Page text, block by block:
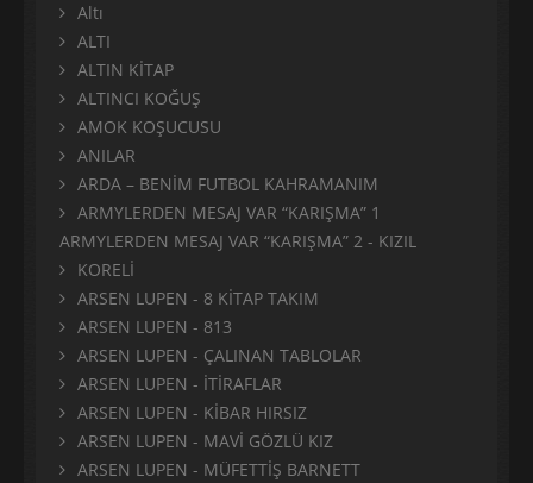
Altı
ALTI
ALTIN KİTAP
ALTINCI KOĞUŞ
AMOK KOŞUCUSU
ANILAR
ARDA – BENİM FUTBOL KAHRAMANIM
ARMYLERDEN MESAJ VAR “KARIŞMA” 1
ARMYLERDEN MESAJ VAR “KARIŞMA” 2 - KIZIL
KORELİ
ARSEN LUPEN - 8 KİTAP TAKIM
ARSEN LUPEN - 813
ARSEN LUPEN - ÇALINAN TABLOLAR
ARSEN LUPEN - İTİRAFLAR
ARSEN LUPEN - KİBAR HIRSIZ
ARSEN LUPEN - MAVİ GÖZLÜ KIZ
ARSEN LUPEN - MÜFETTİŞ BARNETT